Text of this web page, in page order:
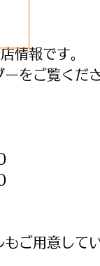
情報です。
をご覧くださ
ご用意して